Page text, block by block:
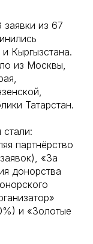
из 67
Кыргызстана.
из Москвы,
Татарстан.
партнёрство
«За
донорства
и «Золотые